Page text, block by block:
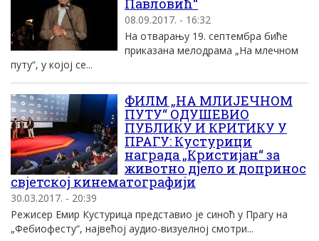
Павловић“
08.09.2017. - 16:32
На отварању 19. септембра биће
приказана мелодрама „На млечном
путу“, у којој се...
ФИЛМ „НА МЛИЈЕЧНОМ
ПУТУ“ ОДУШЕВИО
ПУБЛИКУ И КРИТИКУ У
ПРАГУ: Кустурици
награда „Кристијан“ за
животно дјело и допринос
свјетској кинематографији
30.03.2017. - 20:39
Режисер Емир Кустурица представио је синоћ у Прагу на
„Фебиофесту“, највећој аудио-визуелној смотри...